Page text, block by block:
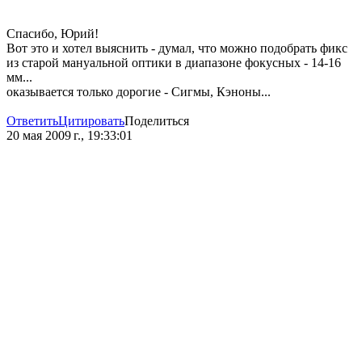
Спасибо, Юрий!
Вот это и хотел выяснить - думал, что можно подобрать фикс
из старой мануальной оптики в диапазоне фокусных - 14-16
мм...
оказывается только дорогие - Сигмы, Кэноны...
ОтветитьЦитироватьПоделиться
20 мая 2009 г., 19:33:01